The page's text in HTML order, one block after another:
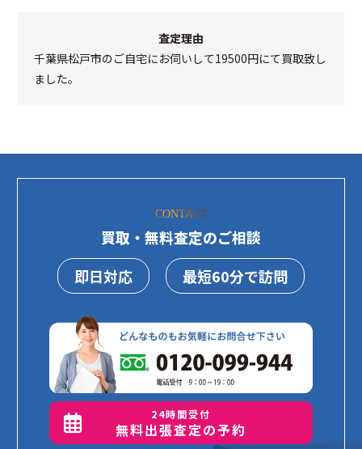
査定理由
千葉県松戸市のご自宅にお伺いして19500円にて買取致し
ました。
CONTACT
買取・無料査定のご相談
即日対応
最短60分で訪問
24時間受付
無料出張査定の予約